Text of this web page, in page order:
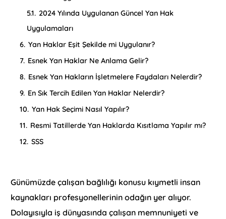
5.1. 2024 Yılında Uygulanan Güncel Yan Hak
Uygulamaları
6. Yan Haklar Eşit Şekilde mi Uygulanır?
7. Esnek Yan Haklar Ne Anlama Gelir?
8. Esnek Yan Hakların İşletmelere Faydaları Nelerdir?
9. En Sık Tercih Edilen Yan Haklar Nelerdir?
10. Yan Hak Seçimi Nasıl Yapılır?
11. Resmi Tatillerde Yan Haklarda Kısıtlama Yapılır mı?
12. SSS
Günümüzde çalışan bağlılığı konusu kıymetli insan
kaynakları profesyonellerinin odağın yer alıyor.
Dolayısıyla iş dünyasında çalışan memnuniyeti ve